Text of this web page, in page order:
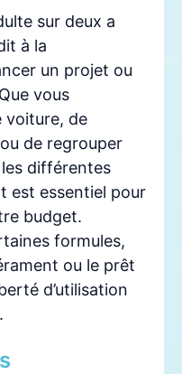
sur deux a
à la
un projet ou
vous
voiture, de
de regrouper
différentes
est essentiel pour
budget.
formules,
ou le prêt
d’utilisation